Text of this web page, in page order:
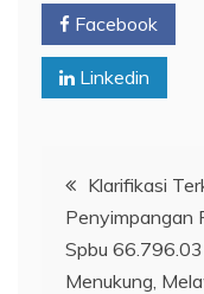
Facebook
Linkedin
Navigasi
pos
Klarifikasi
Penyimpangan
Spbu
Menukung,